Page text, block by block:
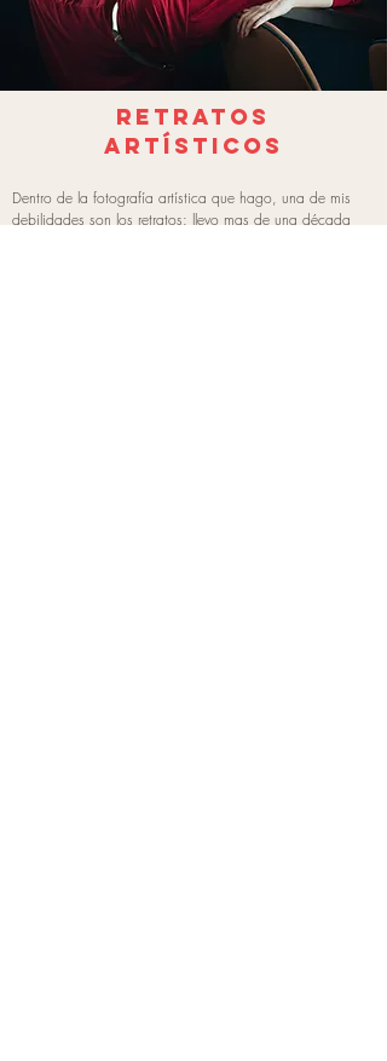
retratos
artísticos
Dentro de la fotografía artística que hago, una de mis
debilidades son los retratos: llevo mas de una década